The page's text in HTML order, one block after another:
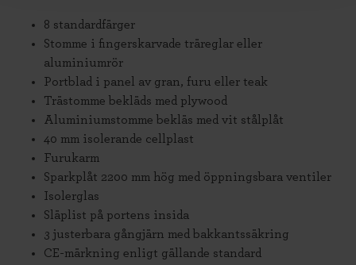
8 standardfärger
Stomme i fingerskarvade träreglar eller
aluminiumrör
Portblad i panel av gran, furu eller teak
Trästomme bekläds med plywood
Aluminiumstomme bekläs med vit stålplåt
40 mm isolerande cellplast
Furukarm
Sparkplåt 2200 mm hög med öppningsbara ventiler
Isolerglas
Släplist på portens insida
3 justerbara gångjärn med bakkantssäkring
CE-märkning enligt gällande standard